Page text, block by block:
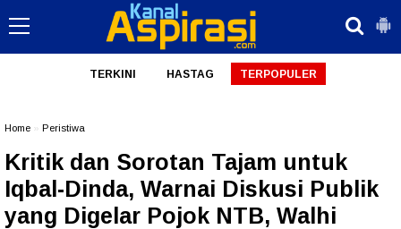
TERKINI HASTAG TERPOPULER
Home Peristiwa
Kritik dan Sorotan Tajam untuk
Iqbal-Dinda, Warnai Diskusi Publik
yang Digelar Pojok NTB, Walhi